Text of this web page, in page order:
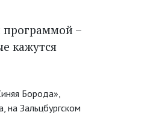
программой –
кажутся
Борода»,
на Зальцбургском